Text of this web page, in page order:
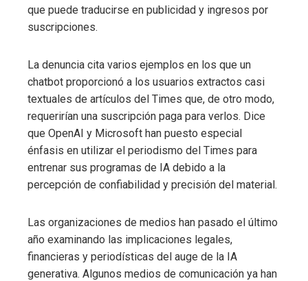
que puede traducirse en publicidad y ingresos por
suscripciones.
La denuncia cita varios ejemplos en los que un
chatbot proporcionó a los usuarios extractos casi
textuales de artículos del Times que, de otro modo,
requerirían una suscripción paga para verlos. Dice
que OpenAI y Microsoft han puesto especial
énfasis en utilizar el periodismo del Times para
entrenar sus programas de IA debido a la
percepción de confiabilidad y precisión del material.
Las organizaciones de medios han pasado el último
año examinando las implicaciones legales,
financieras y periodísticas del auge de la IA
generativa. Algunos medios de comunicación ya han